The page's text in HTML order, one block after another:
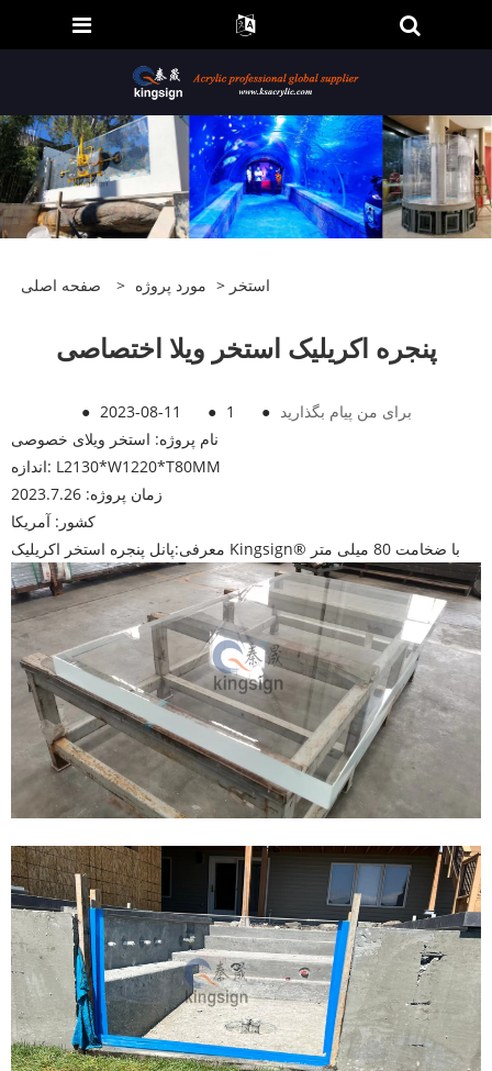
صفحه اصلی > مورد پروژه > استخر
پنجره اکریلیک استخر ویلا اختصاصی
● 2023-08-11 ● 1 ● برای من پیام بگذارید
اندازه: L2130*W1220*T80MM
زمان پروژه: 2023.7.26
کشور: آمریکا
معرفی:
پانل پنجره استخر اکریلیک Kingsign® با ضخامت 80 میلی متر